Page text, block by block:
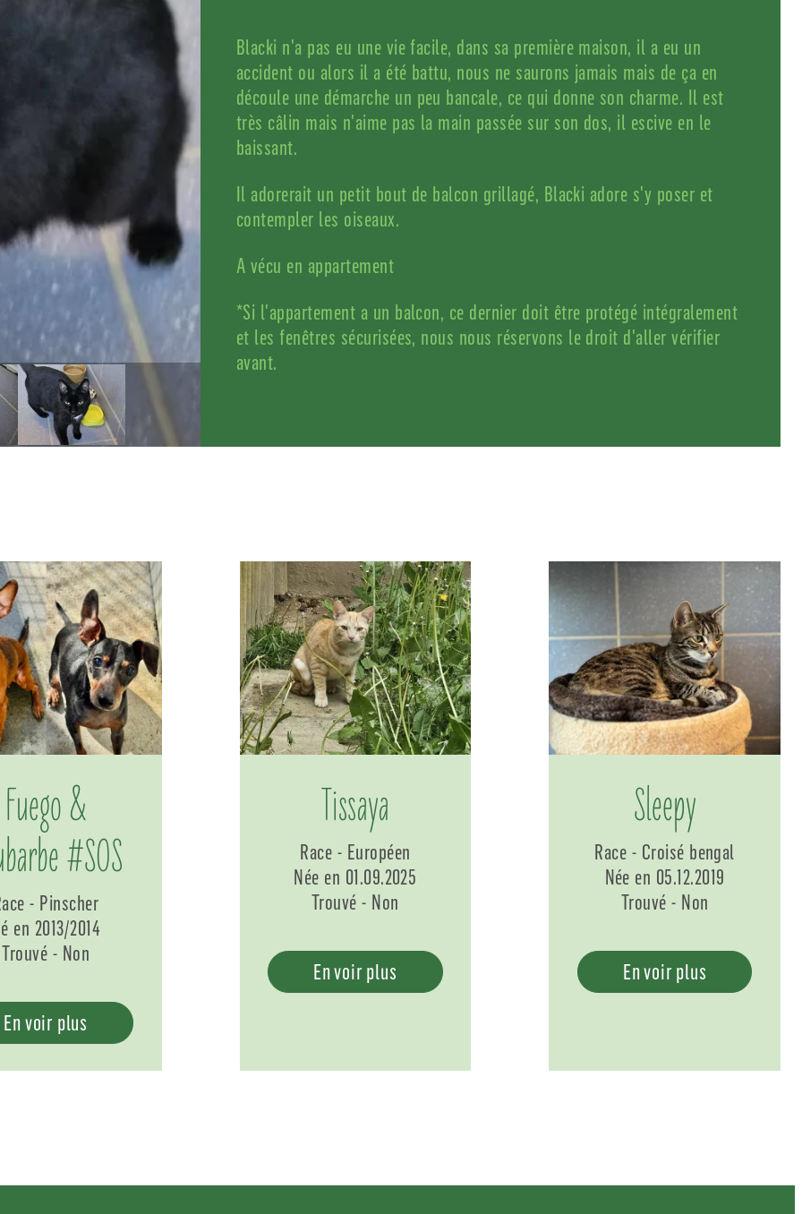
Blacki n'a pas eu une vie facile, dans sa première maison, il a eu un
accident ou alors il a été battu, nous ne saurons jamais mais de ça en
découle une démarche un peu bancale, ce qui donne son charme. Il est
très câlin mais n'aime pas la main passée sur son dos, il escive en le
baissant.
Il adorerait un petit bout de balcon grillagé, Blacki adore s'y poser et
contempler les oiseaux.
A vécu en appartement
*Si l'appartement a un balcon, ce dernier doit être protégé intégralement
et les fenêtres sécurisées, nous nous réservons le droit d'aller vérifier
avant.
Fuego &
#SOS
- Pinscher
en 2013/2014
Trouvé - Non
En voir plus
Tissaya
Race - Européen
Née en 01.09.2025
Trouvé - Non
En voir plus
Sleepy
Race - Croisé bengal
Née en 05.12.2019
Trouvé - Non
En voir plus